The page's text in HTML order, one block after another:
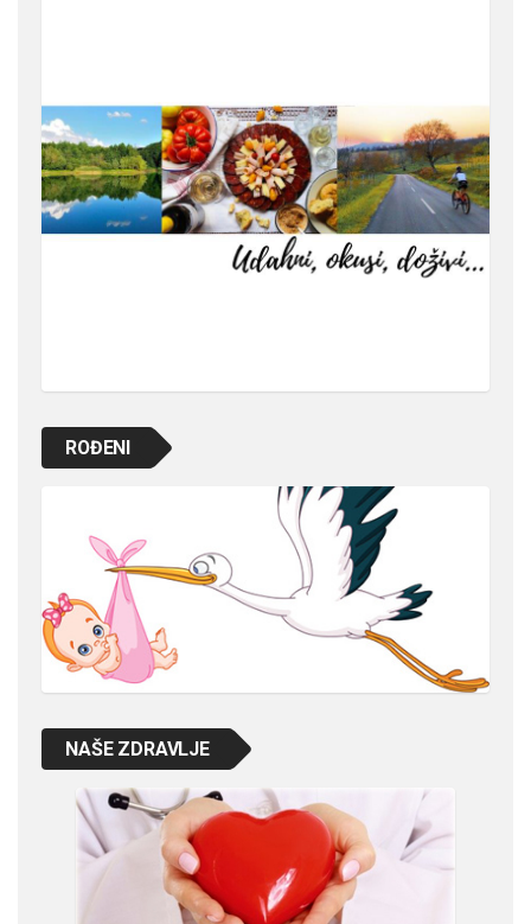
ROĐENI
NAŠE ZDRAVLJE